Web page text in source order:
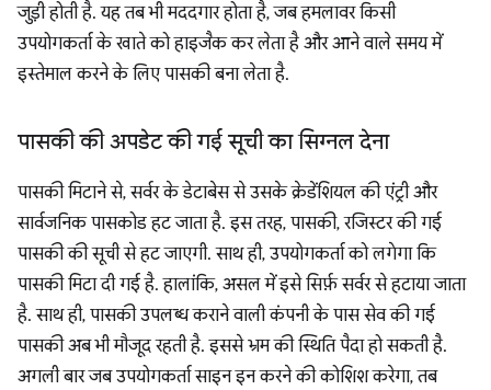
जुड़ी होती है. यह तब भी मददगार होता है, जब हमलावर किसी
उपयोगकर्ता के खाते को हाइजैक कर लेता है और आने वाले समय में
इस्तेमाल करने के लिए पासकी बना लेता है.
पासकी की अपडेट की गई सूची का सिग्नल देना
पासकी मिटाने से, सर्वर के डेटाबेस से उसके क्रेडेंशियल की एंट्री और
सार्वजनिक पासकोड हट जाता है. इस तरह, पासकी, रजिस्टर की गई
पासकी की सूची से हट जाएगी. साथ ही, उपयोगकर्ता को लगेगा कि
पासकी मिटा दी गई है. हालांकि, असल में इसे सिर्फ़ सर्वर से हटाया जाता
है. साथ ही, पासकी उपलब्ध कराने वाली कंपनी के पास सेव की गई
पासकी अब भी मौजूद रहती है. इससे भ्रम की स्थिति पैदा हो सकती है.
अगली बार जब उपयोगकर्ता साइन इन करने की कोशिश करेगा, तब